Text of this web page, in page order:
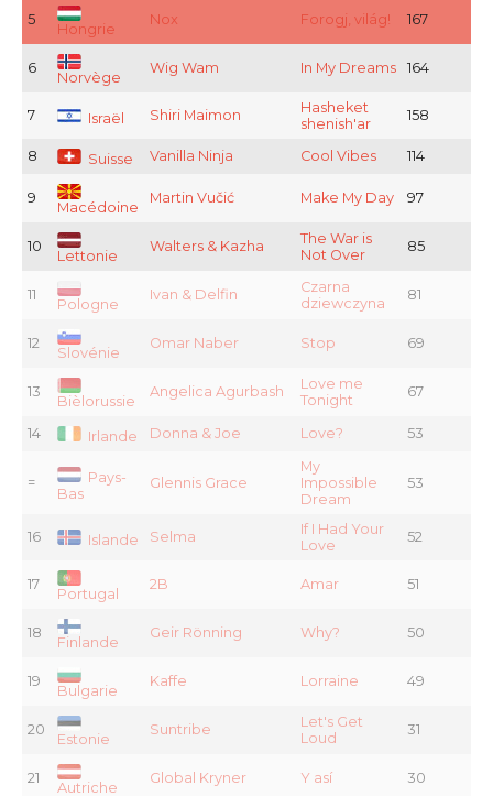
5
Hongrie
Nox Forogj, világ! 167
6
Norvège
Wig Wam In My Dreams 164
7 Israël Shiri Maimon
Hasheket
shenish'ar
158
8 Suisse Vanilla Ninja Cool Vibes 114
9
Macédoine
Martin Vučić Make My Day 97
10
Lettonie
Walters & Kazha
The War is
Not Over
85
11
Pologne
Ivan & Delfin
Czarna
dziewczyna
81
12
Slovénie
Omar Naber Stop 69
13
Bièlorussie
Angelica Agurbash
Love me
Tonight
67
14 Irlande Donna & Joe Love? 53
=
Pays-
Bas
Glennis Grace
My
Impossible
Dream
53
16 Islande Selma
If I Had Your
Love
52
17
Portugal
2B Amar 51
18
Finlande
Geir Rönning Why? 50
19
Bulgarie
Kaffe Lorraine 49
20
Estonie
Suntribe
Let's Get
Loud
31
21
Autriche
Global Kryner Y así 30